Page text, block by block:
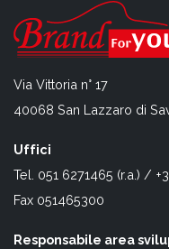
Via Vittoria n° 17
40068 San Lazzaro di
Uffici
Tel. 051 6271465 (r.a.) /
Fax 051465300
Responsabile area